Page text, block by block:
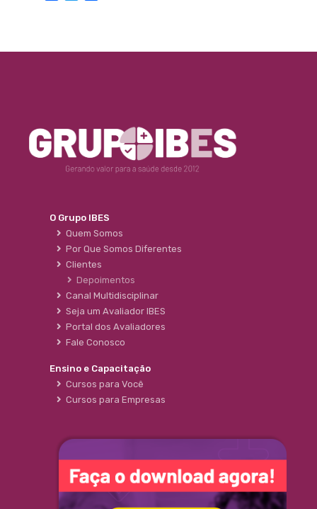
O Grupo IBES
Quem Somos
Por Que Somos Diferentes
Clientes
Depoimentos
Canal Multidisciplinar
Seja um Avaliador IBES
Portal dos Avaliadores
Fale Conosco
Ensino e Capacitação
Cursos para Você
Cursos para Empresas